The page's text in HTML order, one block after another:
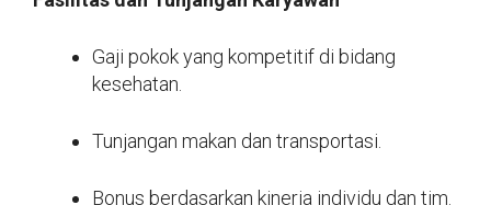
Gaji pokok yang kompetitif di bidang
kesehatan.
Tunjangan makan dan transportasi.
Bonus berdasarkan kinerja individu dan tim.